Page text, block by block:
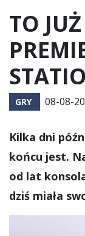
TO
GRY 08-08-
Kilka dni
końcu jest.
od lat
dziś miała